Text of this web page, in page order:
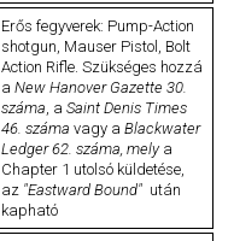
Erős fegyverek: Pump-Action
shotgun, Mauser Pistol, Bolt
Action Rifle. Szükséges hozzá
a New Hanover Gazette 30.
száma, a Saint Denis Times
46. száma vagy a Blackwater
Ledger 62. száma, mely a
Chapter 1 utolsó küldetése,
az "Eastward Bound" után
kapható